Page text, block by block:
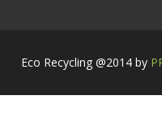
Eco Recycling @2014 by